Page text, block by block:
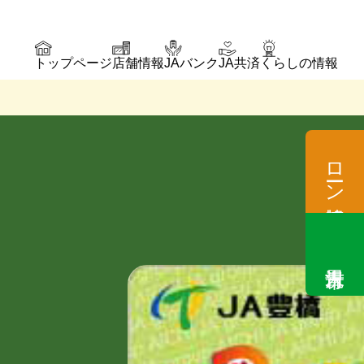
トップページ店舗情報JAバンクJA共済 くらしの情報
ローン情報